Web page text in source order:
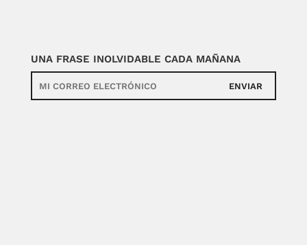
UNA FRASE INOLVIDABLE CADA MAÑANA
ENVIAR